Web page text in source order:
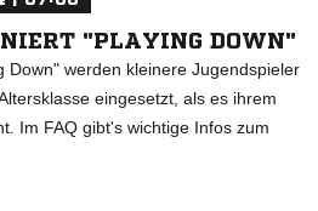
"PLAYING DOWN"
Down" werden kleinere Jugendspieler
eingesetzt, als es ihrem
Im FAQ gibt's wichtige Infos zum